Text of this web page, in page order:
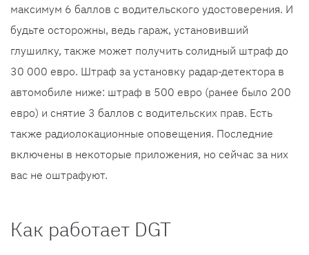
максимум 6 баллов с водительского удостоверения. И
будьте осторожны, ведь гараж, установивший
глушилку, также может получить солидный штраф до
30 000 евро. Штраф за установку радар-детектора в
автомобиле ниже: штраф в 500 евро (ранее было 200
евро) и снятие 3 баллов с водительских прав. Есть
также радиолокационные оповещения. Последние
включены в некоторые приложения, но сейчас за них
вас не оштрафуют.
Как работает DGT